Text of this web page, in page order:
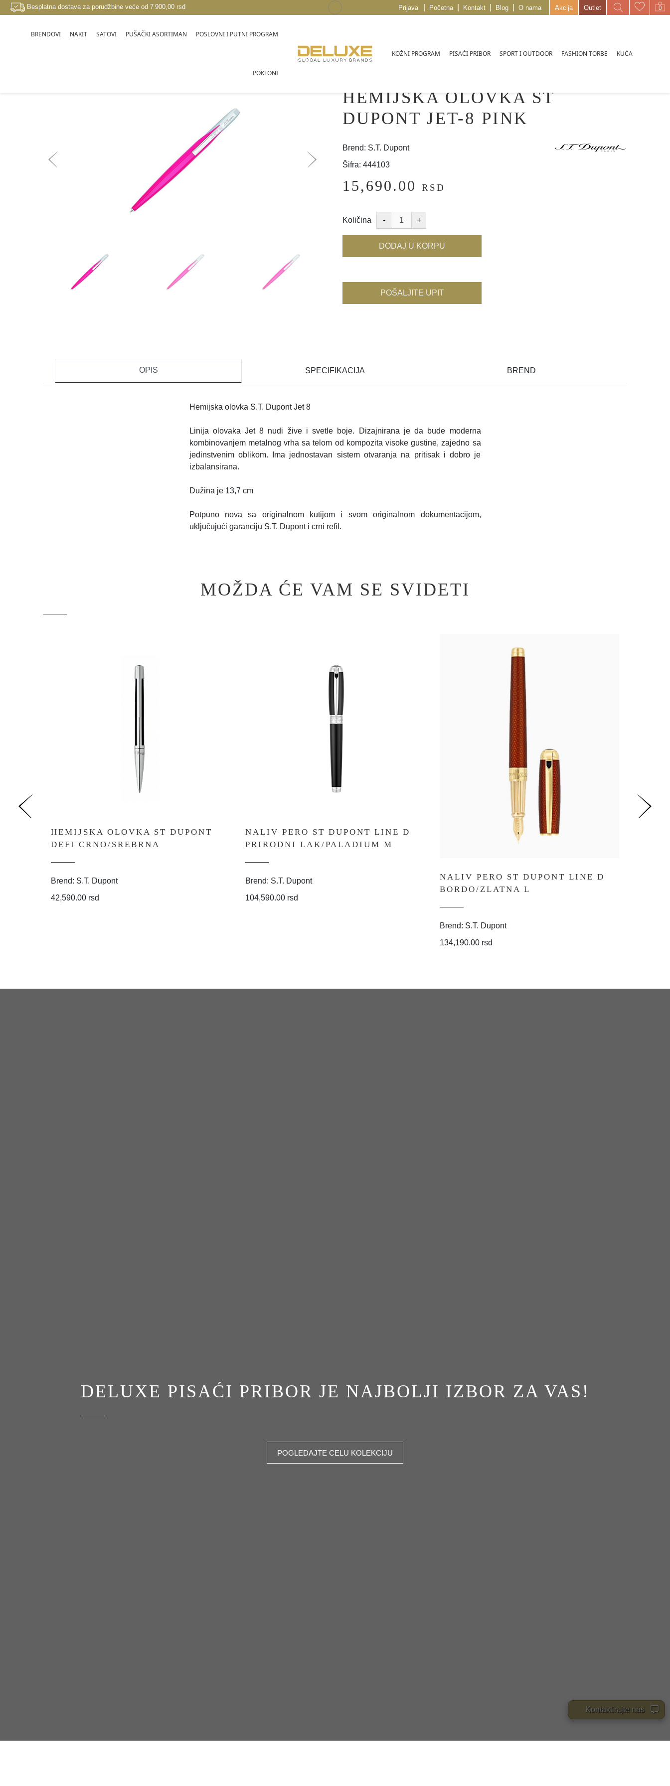
Besplatna dostava za porudžbine veće od 7 900,00 rsd Prijava Početna Kontakt Blog O nama Akcija Outlet
BRENDOVI NAKIT SATOVI PUŠAČKI ASORTIMAN POSLOVNI I PUTNI PROGRAM
POKLONI
KOŽNI PROGRAM PISAĆI PRIBOR SPORT I OUTDOOR FASHION TORBE KUĆA
HEMIJSKA OLOVKA ST
DUPONT JET-8 PINK
Brend: S.T. Dupont
Šifra: 444103
15,690.00 RSD
Količina
DODAJ U KORPU
POŠALJITE UPIT
OPIS SPECIFIKACIJA BREND
Hemijska olovka S.T. Dupont Jet 8
Linija olovaka Jet 8 nudi žive i svetle boje. Dizajnirana je da bude moderna
kombinovanjem metalnog vrha sa telom od kompozita visoke gustine, zajedno sa
jedinstvenim oblikom. Ima jednostavan sistem otvaranja na pritisak i dobro je
izbalansirana.
Dužina je 13,7 cm
Potpuno nova sa originalnom kutijom i svom originalnom dokumentacijom,
uključujući garanciju S.T. Dupont i crni refil.
MOŽDA ĆE VAM SE SVIDETI
HEMIJSKA OLOVKA ST DUPONT
DEFI CRNO/SREBRNA
Brend: S.T. Dupont
42,590.00 rsd
NALIV PERO ST DUPONT LINE D
PRIRODNI LAK/PALADIUM M
Brend: S.T. Dupont
104,590.00 rsd
NALIV PERO ST DUPONT LINE D
BORDO/ZLATNA L
Brend: S.T. Dupont
134,190.00 rsd
DELUXE PISAĆI PRIBOR JE NAJBOLJI IZBOR ZA VAS!
POGLEDAJTE CELU KOLEKCIJU
Kontaktirajte nas